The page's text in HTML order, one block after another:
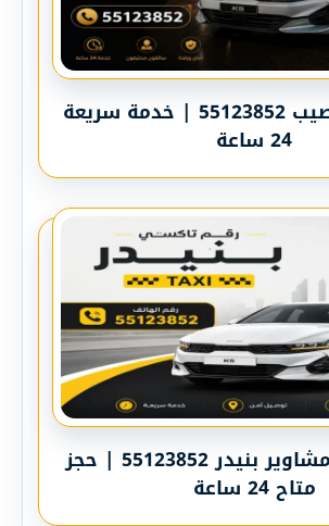
تاكسي النويصيب 55123852 | خدمة سريعة
24 ساعة
رقم تاكسي مشاوير بنيدر 55123852 | حجز
متاح 24 ساعة